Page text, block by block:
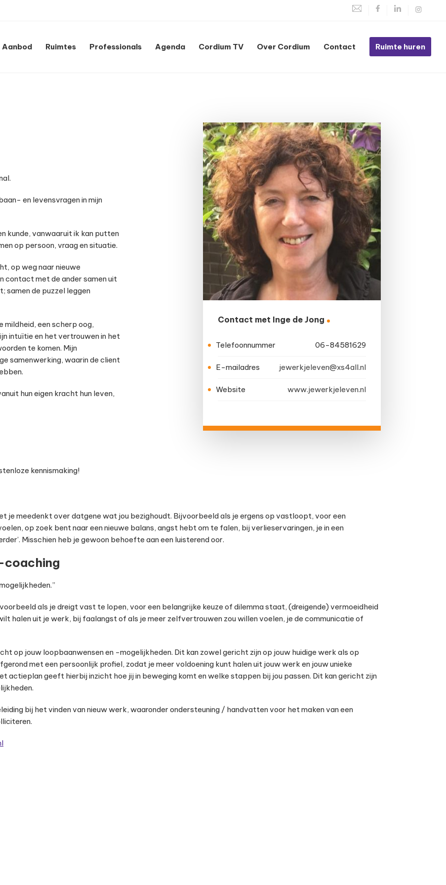
Aanbod Ruimtes Professionals Agenda Cordium TV Over Cordium Contact Ruimte huren
en levensvragen in mijn
kunde, vanwaaruit ik kan putten
op persoon, vraag en situatie.
op weg naar nieuwe
contact met de ander samen uit
samen de puzzel leggen
mildheid, een scherp oog,
intuïtie en het vertrouwen in het
te komen. Mijn
samenwerking, waarin de client
hun eigen kracht hun leven,
Contact met Inge de Jong
Telefoonnummer 06-84581629
E-mailadres jewerkjeleven@xs4all.nl
Website www.jewerkjeleven.nl
kennismaking!
je meedenkt over datgene wat jou bezighoudt. Bijvoorbeeld als je ergens op vastloopt, voor een
op zoek bent naar een nieuwe balans, angst hebt om te falen, bij verlieservaringen, je in een
Misschien heb je gewoon behoefte aan een luisterend oor.
coaching
als je dreigt vast te lopen, voor een belangrijke keuze of dilemma staat, (dreigende) vermoeidheid
halen uit je werk, bij faalangst of als je meer zelfvertrouwen zou willen voelen, je de communicatie of
op jouw loopbaanwensen en -mogelijkheden. Dit kan zowel gericht zijn op jouw huidige werk als op
met een persoonlijk profiel, zodat je meer voldoening kunt halen uit jouw werk en jouw unieke
actieplan geeft hierbij inzicht hoe jij in beweging komt en welke stappen bij jou passen. Dit kan gericht zijn
bij het vinden van nieuw werk, waaronder ondersteuning / handvatten voor het maken van een